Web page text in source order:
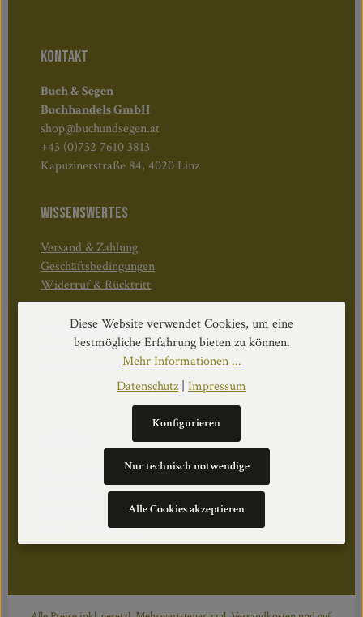
KONTAKT
Buch & Segen
Buchhandels GmbH
shop@buchundsegen.at
+43 (0)732 7610 3813
Kapuzinerstraße 84, 4020 Linz
WISSENSWERTES
Versand & Zahlung
Geschäftsbedingungen
Widerruf & Rücktritt
Öffnungszeiten:
Mo–Do: 08:30–17:00 Uhr
Fr: 08:30–12:30 Uhr
Cookie Einstellungen
Diese Website verwendet Cookies, um eine
bestmögliche Erfahrung bieten zu können.
Mehr Informationen ...
Datenschutz| Impressum
Nur technisch notwendige
Konfigurieren
Alle Cookies akzeptieren